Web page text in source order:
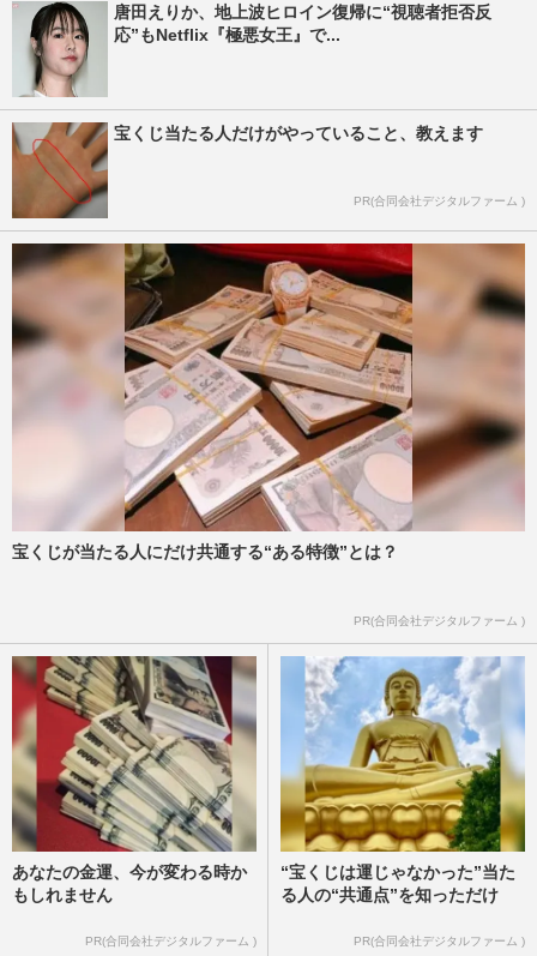
唐田えりか、地上波ヒロイン復帰に“視聴者拒否反
応”もNetflix『極悪女王』で...
宝くじ当たる人だけがやっていること、教えます
PR(合同会社デジタルファーム )
宝くじが当たる人にだけ共通する“ある特徴”とは？
PR(合同会社デジタルファーム )
あなたの金運、今が変わる時か
もしれません
PR(合同会社デジタルファーム )
“宝くじは運じゃなかった”当た
る人の“共通点”を知っただけ
PR(合同会社デジタルファーム )